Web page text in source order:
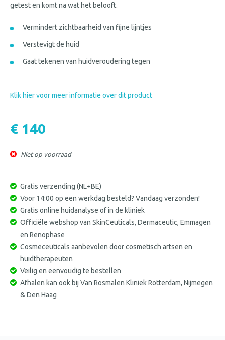
getest en komt na wat het belooft.
Vermindert zichtbaarheid van fijne lijntjes
Verstevigt de huid
Gaat tekenen van huidveroudering tegen
Klik hier voor meer informatie over dit product
€ 140
Niet op voorraad
Gratis verzending (NL+BE)
Voor 14:00 op een werkdag besteld? Vandaag verzonden!
Gratis online huidanalyse of in de kliniek
Officiële webshop van SkinCeuticals, Dermaceutic, Emmagen
en Renophase
Cosmeceuticals aanbevolen door cosmetisch artsen en
huidtherapeuten
Veilig en eenvoudig te bestellen
Afhalen kan ook bij Van Rosmalen Kliniek Rotterdam, Nijmegen
& Den Haag